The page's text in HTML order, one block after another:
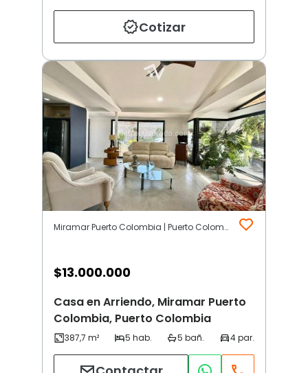
Cotizar
Miramar Puerto Colombia | Puerto Colombia
$13.000.000
Casa en Arriendo, Miramar Puerto
Colombia, Puerto Colombia